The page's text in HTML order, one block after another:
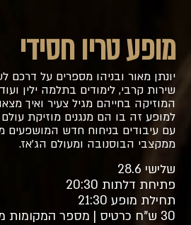
מופע טריו חסידי
יונתן מאור ובניהו מספרים על דרכם
שירות קרבי, לימודים בתלמה ילין
המוזיקה בחייהם מגיל צעיר ואיך
למופע זה בו הם מנגנים מוזיקת עולם
עם עיבודים בניחוח חדש המושפעים
ממקצבי הבוסנובה ומעולם הג’אז.
שלישי 28.6
פתיחת דלתות 20:30
תחילת מופע 21:30
30 ש”ח כרטיס | מספר המקומות מוגבל